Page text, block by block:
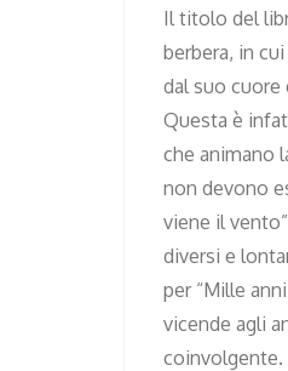
Il titolo del
berbera, in
dal suo cuore
Questa è
che animano
non devono
viene il
diversi e
per “Mille
vicende agli
coinvolgente.